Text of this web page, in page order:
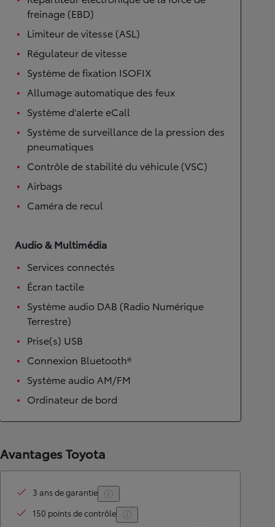
freinage (EBD)
Limiteur de vitesse (ASL)
Régulateur de vitesse
Système de fixation ISOFIX
Allumage automatique des feux
Système d'alerte eCall
Système de surveillance de la pression des
pneumatiques
Contrôle de stabilité du véhicule (VSC)
Airbags
Caméra de recul
Audio & Multimédia
Services connectés
Écran tactile
Système audio DAB (Radio Numérique
Terrestre)
Prise(s) USB
Connexion Bluetooth®
Système audio AM/FM
Ordinateur de bord
Avantages Toyota
3 ans de garantie
150 points de contrôle